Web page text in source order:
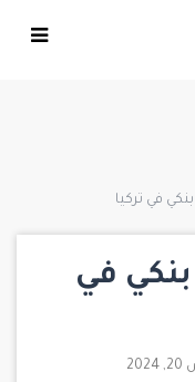
في تركيا
في